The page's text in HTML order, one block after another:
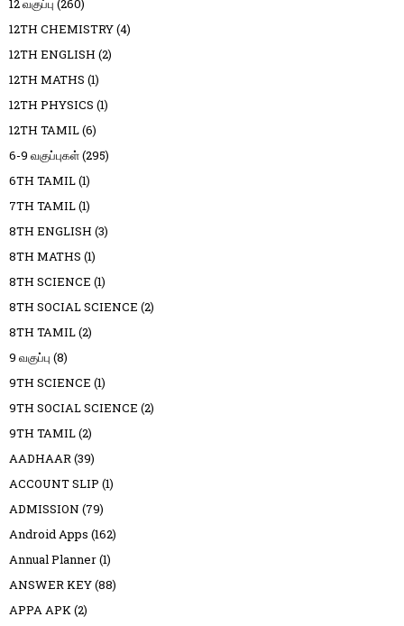
12 வகுப்பு (260)
12TH CHEMISTRY(4)
12TH ENGLISH (2)
12TH MATHS (1)
12TH PHYSICS (1)
12TH TAMIL(6)
6-9 வகுப்புகள்(295)
6TH TAMIL(1)
7TH TAMIL(1)
8TH ENGLISH (3)
8TH MATHS (1)
8TH SCIENCE (1)
8TH SOCIAL SCIENCE (2)
8TH TAMIL(2)
9 வகுப்பு (8)
9TH SCIENCE (1)
9TH SOCIAL SCIENCE (2)
9TH TAMIL(2)
AADHAAR(39)
ACCOUNT SLIP (1)
ADMISSION (79)
Android Apps (162)
Annual Planner(1)
ANSWER KEY(88)
APPA APK(2)